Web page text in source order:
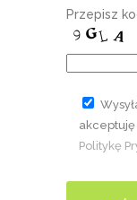
Przepisz
akceptuję
Politykę